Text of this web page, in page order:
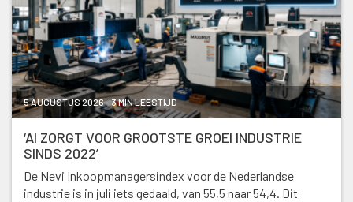
5 AUGUSTUS 2026 - 3 MIN LEESTIJD
‘AI ZORGT VOOR GROOTSTE GROEI INDUSTRIE
SINDS 2022’
De Nevi Inkoopmanagersindex voor de Nederlandse
industrie is in juli iets gedaald, van 55,5 naar 54,4. Dit